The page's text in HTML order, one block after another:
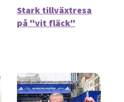
Stark tillväxtresa
på "vit fläck"